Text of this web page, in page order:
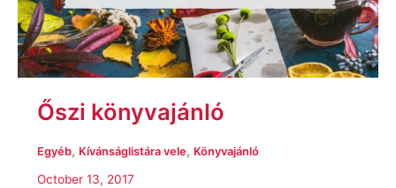
Őszi könyvajánló
Egyéb, Kívánságlistára vele, Könyvajánló
October 13, 2017